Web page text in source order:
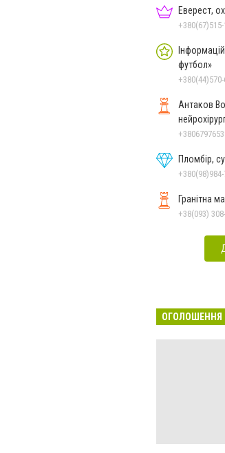
Еверест,
футбол»
Антаков
Пломбір,
Гранітна
ОГОЛОШЕННЯ